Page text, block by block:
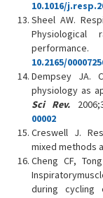
10.1016/
Sheel AW.
performance.
10.2165/
Dempsey JA.
physiology as
Sci Rev.
00002
Creswell J.
mixed methods
Cheng CF,
during cycling